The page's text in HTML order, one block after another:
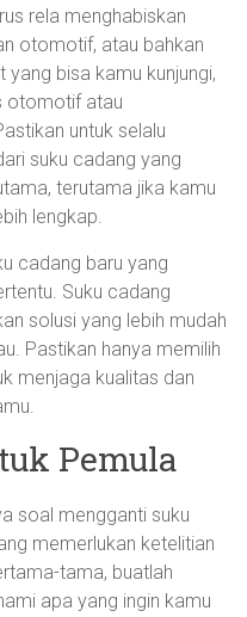
rela menghabiskan
otomotif, atau bahkan
bisa kamu kunjungi,
otomotif atau
untuk selalu
suku cadang yang
terutama jika kamu
lengkap.
cadang baru yang
Suku cadang
solusi yang lebih mudah
Pastikan hanya memilih
menjaga kualitas dan
Pemula
soal mengganti suku
memerlukan ketelitian
tama, buatlah
apa yang ingin kamu